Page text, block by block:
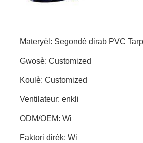
Materyèl: Segondè dirab PVC
Gwosè: Customized
Koulè: Customized
Ventilateur: enkli
ODM/OEM: Wi
Faktori dirèk: Wi